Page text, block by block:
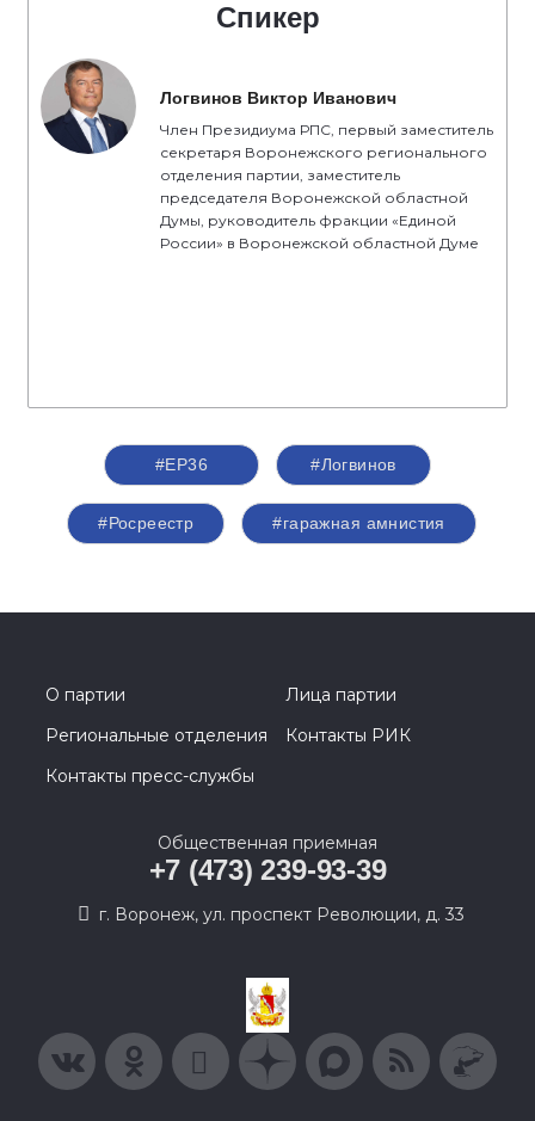
Спикер
Логвинов Виктор Иванович
Член Президиума РПС, первый заместитель
секретаря Воронежского регионального
отделения партии, заместитель
председателя Воронежской областной
Думы, руководитель фракции «Единой
России» в Воронежской областной Думе
#ЕР36 #Логвинов
#Росреестр #гаражная амнистия
О партии
Лица партии
Региональные отделения
Контакты РИК
Контакты пресс-службы
Общественная приемная
+7 (473) 239-93-39
г. Воронеж, ул. проспект Революции, д. 33